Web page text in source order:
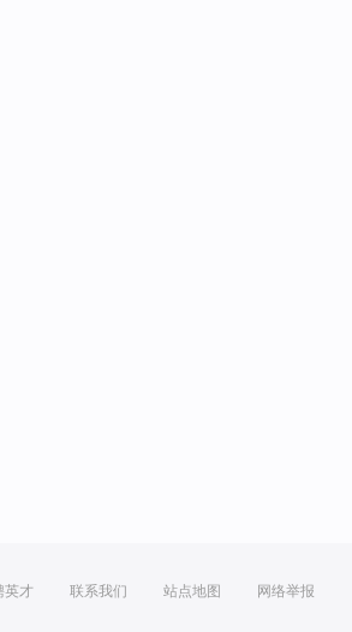
英才 联系我们 站点地图 网络举报